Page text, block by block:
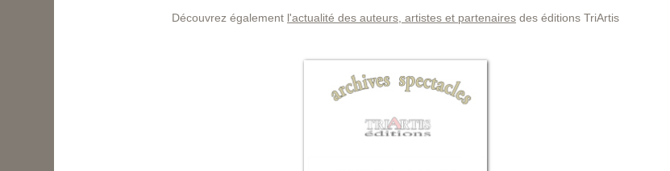
Découvrez également l'actualité des auteurs, artistes et partenaires des éditions TriArtis